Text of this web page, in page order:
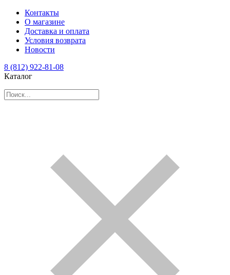
Контакты
О магазине
Доставка и оплата
Условия возврата
Новости
8 (812) 922-81-08
Каталог